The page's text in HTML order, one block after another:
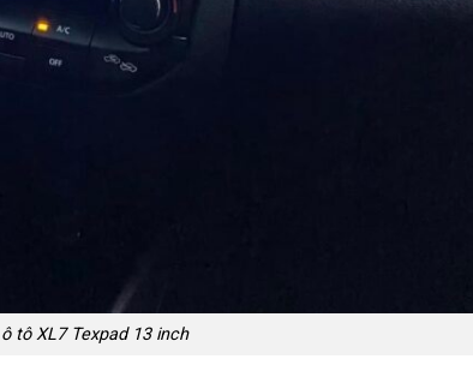
tô XL7 Texpad 13 inch